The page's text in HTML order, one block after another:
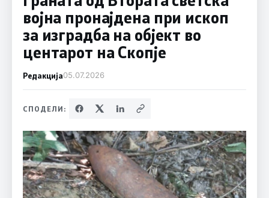
војна пронајдена при ископ
за изградба на објект во
центарот на Скопје
Редакција05.07.2026
СПОДЕЛИ: